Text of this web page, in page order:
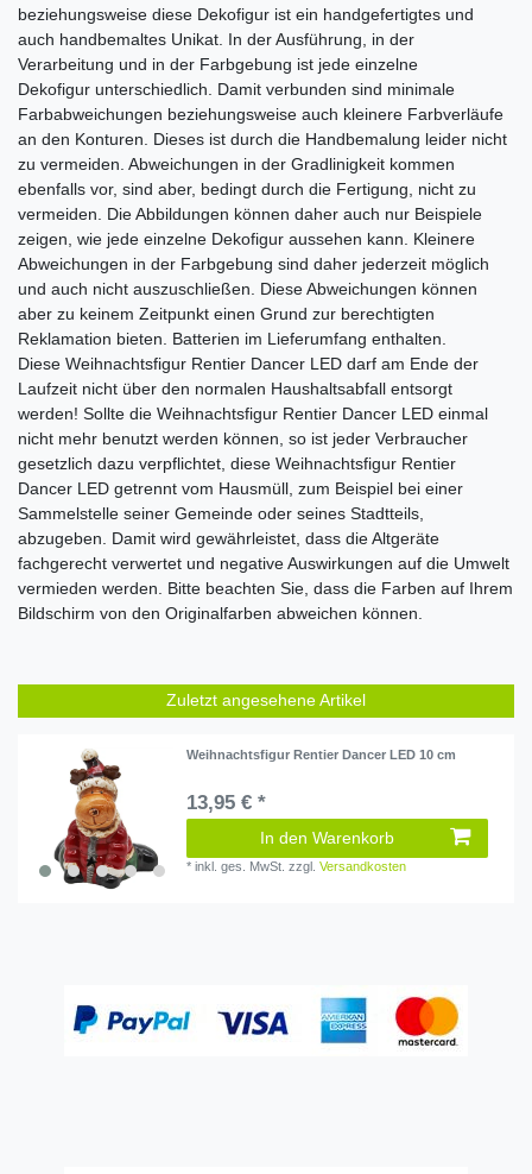
beziehungsweise diese Dekofigur ist ein handgefertigtes und
auch handbemaltes Unikat. In der Ausführung, in der
Verarbeitung und in der Farbgebung ist jede einzelne
Dekofigur unterschiedlich. Damit verbunden sind minimale
Farbabweichungen beziehungsweise auch kleinere Farbverläufe
an den Konturen. Dieses ist durch die Handbemalung leider nicht
zu vermeiden. Abweichungen in der Grad­li­nig­keit kommen
ebenfalls vor, sind aber, bedingt durch die Fertigung, nicht zu
vermeiden. Die Abbildungen können daher auch nur Beispiele
zeigen, wie jede einzelne Dekofigur aussehen kann. Kleinere
Abweichungen in der Farbgebung sind daher jederzeit möglich
und auch nicht auszuschließen. Diese Abweichungen können
aber zu keinem Zeitpunkt einen Grund zur berechtigten
Reklamation bieten. Batterien im Lieferumfang enthalten.
Diese Weihnachtsfigur Rentier Dancer LED darf am Ende der
Laufzeit nicht über den normalen Haushaltsabfall entsorgt
werden! Sollte die Weihnachtsfigur Rentier Dancer LED einmal
nicht mehr benutzt werden können, so ist jeder Verbraucher
gesetzlich dazu verpflichtet, diese Weihnachtsfigur Rentier
Dancer LED getrennt vom Hausmüll, zum Beispiel bei einer
Sammelstelle seiner Gemeinde oder seines Stadtteils,
abzugeben. Damit wird gewährleistet, dass die Altgeräte
fachgerecht verwertet und negative Auswirkungen auf die Umwelt
vermieden werden. Bitte beachten Sie, dass die Farben auf Ihrem
Bildschirm von den Originalfarben abweichen können.
Zuletzt angesehene Artikel
Weihnachtsfigur Rentier Dancer LED 10 cm
13,95 € *
In den Warenkorb
*inkl. ges. MwSt. zzgl.Versandkosten